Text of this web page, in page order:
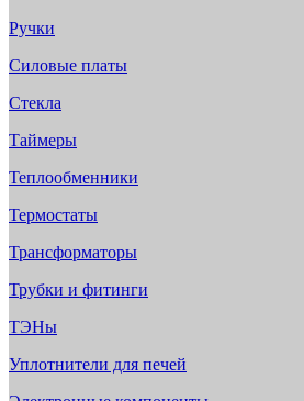
Ручки
Силовые платы
Стекла
Таймеры
Теплообменники
Термостаты
Трансформаторы
Трубки и фитинги
ТЭНы
Уплотнители для печей